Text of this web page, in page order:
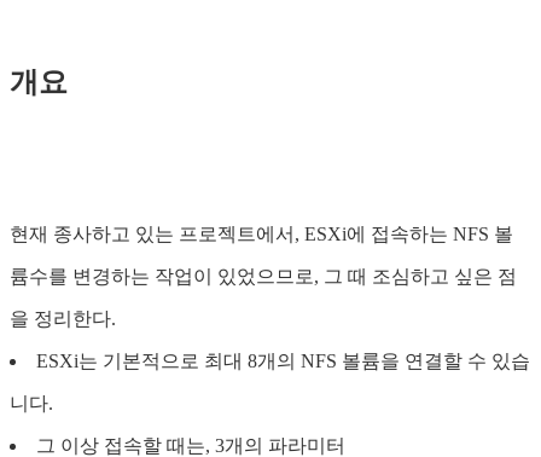
개요
현재 종사하고 있는 프로젝트에서, ESXi에 접속하는 NFS 볼
륨수를 변경하는 작업이 있었으므로, 그 때 조심하고 싶은 점
을 정리한다.
ESXi는 기본적으로 최대 8개의 NFS 볼륨을 연결할 수 있습
니다.
그 이상 접속할 때는, 3개의 파라미터